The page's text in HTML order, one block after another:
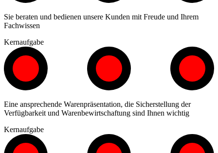
Sie beraten und bedienen unsere Kunden mit Freude und Ihrem
Fachwissen
Kernaufgabe
Eine ansprechende Warenpräsentation, die Sicherstellung der
Verfügbarkeit und Warenbewirtschaftung sind Ihnen wichtig
Kernaufgabe